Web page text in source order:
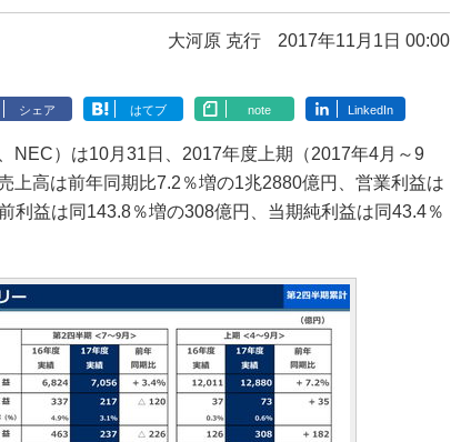
大河原 克行 2017年11月1日 00:00
シェア はてブ note LinkedIn
NEC）は10月31日、2017年度上期（2017年4月～9
上高は前年同期比7.2％増の1兆2880億円、営業利益は
利益は同143.8％増の308億円、当期純利益は同43.4％